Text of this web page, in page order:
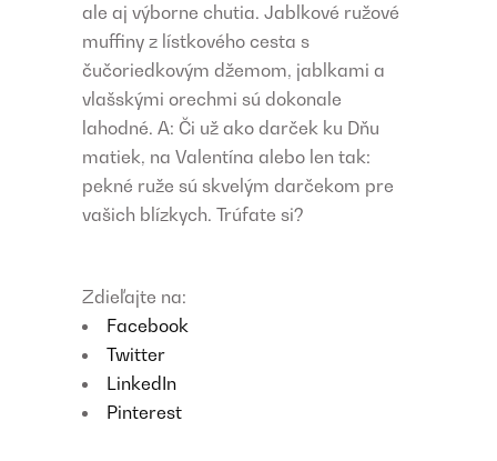
ale aj výborne chutia. Jablkové ružové
muffiny z lístkového cesta s
čučoriedkovým džemom, jablkami a
vlašskými orechmi sú dokonale
lahodné. A: Či už ako darček ku Dňu
matiek, na Valentína alebo len tak:
pekné ruže sú skvelým darčekom pre
vašich blízkych. Trúfate si?
Zdieľajte na:
Facebook
Twitter
LinkedIn
Pinterest